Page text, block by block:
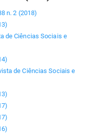
n. 2 (2018)
de Ciências Sociais e
de Ciências Sociais e